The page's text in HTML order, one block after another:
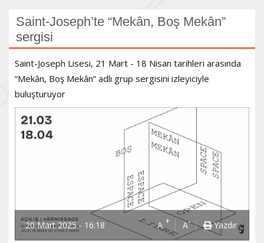
Saint-Joseph’te “Mekân, Boş Mekân”
sergisi
Saint-Joseph Lisesi, 21 Mart - 18 Nisan tarihleri arasında
“Mekân, Boş Mekân” adlı grup sergisini izleyiciyle
buluşturuyor
20 Mart 2025 - 16:18 A + A- Yazdır